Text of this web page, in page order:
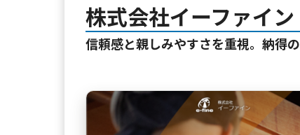
株式会社イーファイ
信頼感と親しみやすさを重視。納得